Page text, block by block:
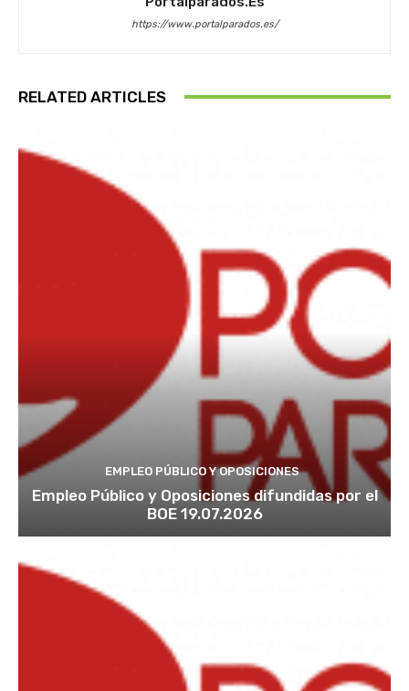
https://www.portalparados.es/
RELATED ARTICLES
EMPLEO PÚBLICO Y OPOSICIONES
Empleo Público y Oposiciones difundidas por el
BOE 19.07.2026